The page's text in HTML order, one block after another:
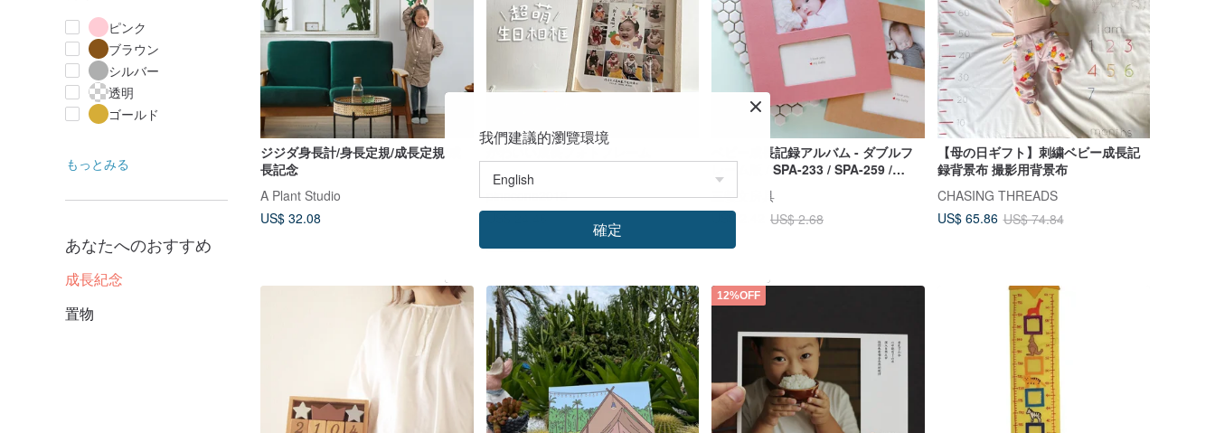
ピンク
ブラウン
シルバー
透明
ゴールド
もっとみる
あなたへのおすすめ
成長紀念
置物
ジジダ身長計/身長定規/成長定規/成
長記念
A Plant Studio
US$ 32.08
pinecone2018
ベビー成長記録アルバム - ダブルフ
レーム版 / SPA-233 / SPA-259 /
SPA-193
三瑩文房具
US$ 2.42
US$ 2.68
【母の日ギフト】刺繍ベビー成長記
録背景布 撮影用背景布
CHASING THREADS
US$ 65.86 US$ 74.84
12%OFF
我們建議的瀏覽環境
確定